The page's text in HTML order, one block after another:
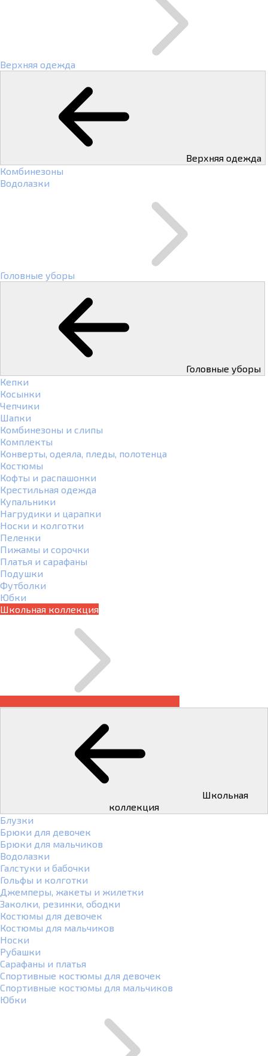
Верхняя одежда
Верхняя одежда
Комбинезоны
Водолазки
Головные уборы
Головные уборы
Кепки
Косынки
Чепчики
Шапки
Комбинезоны и слипы
Комплекты
Конверты, одеяла, пледы, полотенца
Костюмы
Кофты и распашонки
Крестильная одежда
Купальники
Нагрудики и царапки
Носки и колготки
Пеленки
Пижамы и сорочки
Платья и сарафаны
Подушки
Футболки
Юбки
Школьная коллекция
коллекция
Блузки
Брюки для девочек
Брюки для мальчиков
Водолазки
Галстуки и бабочки
Гольфы и колготки
Джемперы, жакеты и жилетки
Заколки, резинки, ободки
Костюмы для девочек
Костюмы для мальчиков
Носки
Рубашки
Сарафаны и платья
Спортивные костюмы для девочек
Спортивные костюмы для мальчиков
Юбки